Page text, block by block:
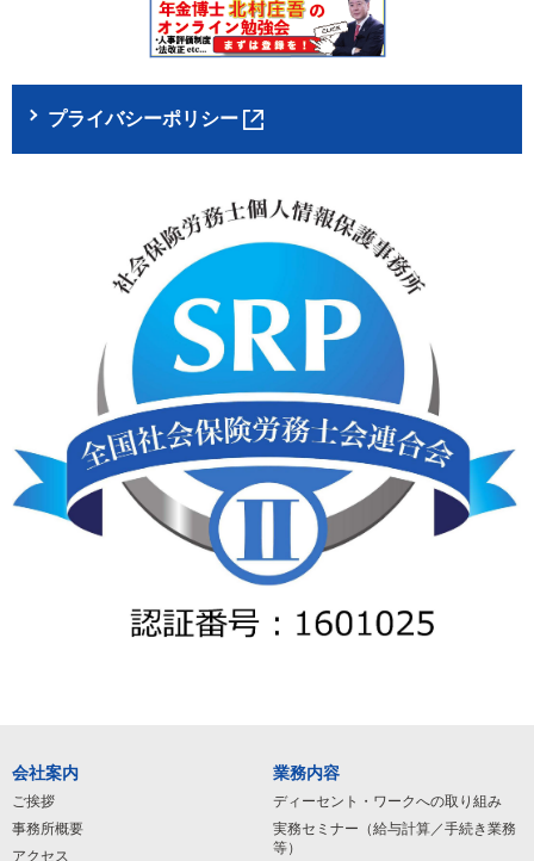
プライバシーポリシー
会社案内
ご挨拶
事務所概要
アクセス
業務内容
ディーセント・ワークへの取り組み
実務セミナー（給与計算／手続き業務
等）